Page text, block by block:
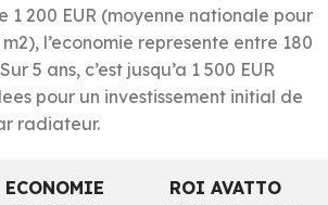
200 EUR (moyenne nationale pour
l’economie represente entre 180
5 ans, c’est jusqu’a 1 500 EUR
pour un investissement initial de
radiateur.
ECONOMIE
ROI AVATTO